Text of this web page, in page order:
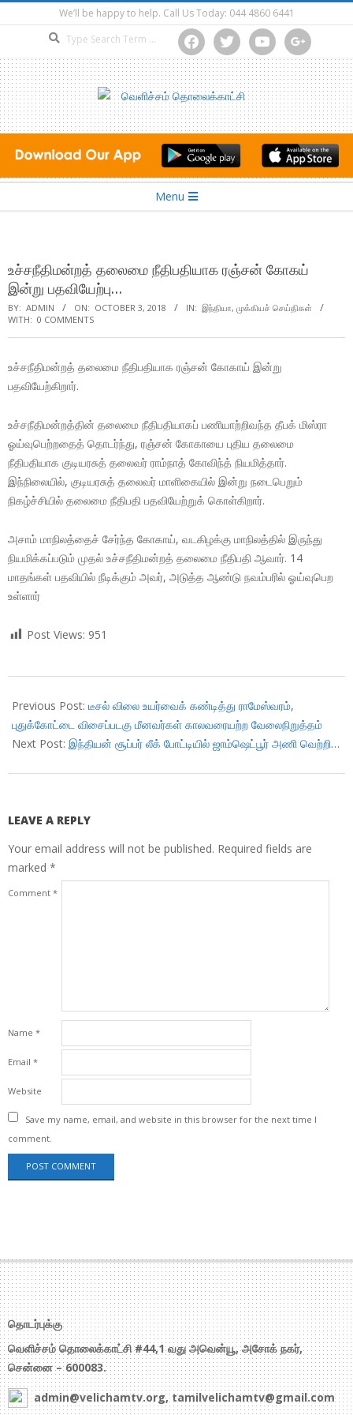
to
We’ll be happy to help. Call Us Today: 044 4860 6441
facebooktwitter youtube google
Menu
உச்சநீதிமன்றத் தலைமை நீதிபதியாக ரஞ்சன் கோகய்
இன்று பதவியேற்பு…
BY: ADMIN ON: OCTOBER 3, 2018 IN: இந்தியா, முக்கியச் செய்திகள்
WITH: 0 COMMENTS
உச்சநீதிமன்றத் தலைமை நீதிபதியாக ரஞ்சன் கோகாய் இன்று
பதவியேற்கிறார்.
உச்சநீதிமன்றத்தின் தலைமை நீதிபதியாகப் பணியாற்றிவந்த தீபக் மிஸ்ரா
ஓய்வுபெற்றதைத் தொடர்ந்து, ரஞ்சன் கோகாயை புதிய தலைமை
நீதிபதியாக குடியரசுத் தலைவர் ராம்நாத் கோவிந்த் நியமித்தார்.
இந்நிலையில், குடியரசுத் தலைவர் மாளிகையில் இன்று நடைபெறும்
நிகழ்ச்சியில் தலைமை நீதிபதி பதவியேற்றுக் கொள்கிறார்.
அசாம் மாநிலத்தைச் சேர்ந்த கோகாய், வடகிழக்கு மாநிலத்தில் இருந்து
நியமிக்கப்படும் முதல் உச்சநீதிமன்றத் தலைமை நீதிபதி ஆவார். 14
மாதங்கள் பதவியில் நீடிக்கும் அவர், அடுத்த ஆண்டு நவம்பரில் ஓய்வுபெற
உள்ளார்
Post Views: 951
10-
03
Previous Post: டீசல் விலை உயர்வைக் கண்டித்து ராமேஸ்வரம்,
புதுக்கோட்டை விசைப்படகு மீனவர்கள் காலவரையற்ற வேலைநிறுத்தம்
Next Post: இந்தியன் சூப்பர் லீக் போட்டியில் ஜாம்ஷெட்பூர் அணி வெற்றி…
LEAVE A REPLY
Your email address will not be published. Required fields are
marked *
Comment *
Name *
Email *
Website
Save my name, email, and website in this browser for the next time I
comment.
தொடர்புக்கு
வெளிச்சம் தொலைக்காட்சி #44,1 வது அவென்யூ, அசோக் நகர்,
சென்னை – 600083.
admin@velichamtv.org, tamilvelichamtv@gmail.com